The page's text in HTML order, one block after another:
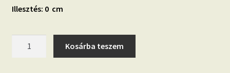
Illesztés: 0 cm
Kosárba teszem